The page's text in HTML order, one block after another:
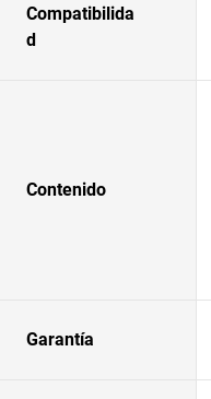
Compatibilida
d
Contenido
Garantía